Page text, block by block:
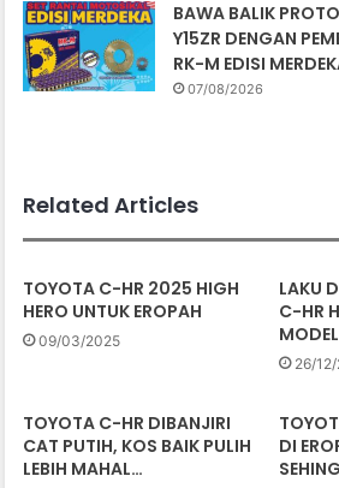
BAWA BALIK
Y15ZR DENGAN
RK-M EDISI
07/08/2026
Related Articles
TOYOTA C-HR 2025 HIGH
HERO UNTUK EROPAH
09/03/2025
LAKU
C-HR
26/
TOYOTA C-HR DIBANJIRI
CAT PUTIH, KOS BAIK PULIH
LEBIH MAHAL…
DI